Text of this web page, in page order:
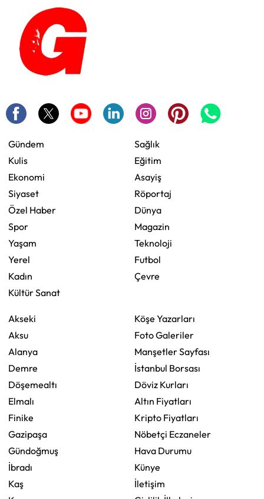
Gündem
Kulis
Ekonomi
Siyaset
Özel Haber
Spor
Yaşam
Yerel
Kadın
Kültür Sanat
Sağlık
Eğitim
Asayiş
Röportaj
Dünya
Magazin
Teknoloji
Futbol
Çevre
Akseki
Aksu
Alanya
Demre
Döşemealtı
Elmalı
Finike
Gazipaşa
Gündoğmuş
İbradı
Kaş
Köşe Yazarları
Foto Galeriler
Manşetler Sayfası
İstanbul Borsası
Döviz Kurları
Altın Fiyatları
Kripto Fiyatları
Nöbetçi Eczaneler
Hava Durumu
Künye
İletişim